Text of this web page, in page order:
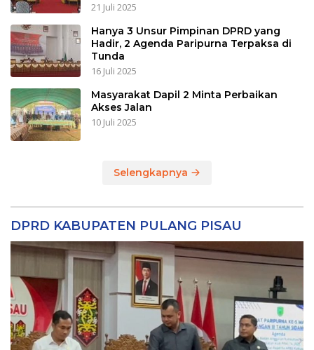
21 Juli 2025
Hanya 3 Unsur Pimpinan DPRD yang
Hadir, 2 Agenda Paripurna Terpaksa di
Tunda
16 Juli 2025
Masyarakat Dapil 2 Minta Perbaikan
Akses Jalan
10 Juli 2025
Selengkapnya
DPRD KABUPATEN PULANG PISAU